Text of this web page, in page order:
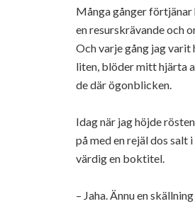
Många gånger förtjänar
en resurskrävande och
Och varje gång jag
liten, blöder mitt hjärta
de där ögonblicken.
Idag när jag höjde
på med en rejäl dos salt
värdig en boktitel.
– Jaha. Ännu en